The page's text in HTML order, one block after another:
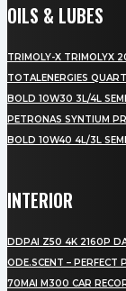
OILS & LUBES
TRIMOLY-X TRIMOLYX
TOTALENERGIES
BOLD 10W30 3L/4L
PETRONAS SYNTIUM
BOLD 10W40 4L/3L
INTERIOR
DDPAI Z50 4K 2160P
ODE.SCENT – PERFECT
70MAI M300 CAR